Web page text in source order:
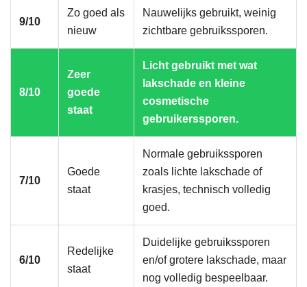
9/10
Zo goed als
nieuw
Nauwelijks gebruikt, weinig
zichtbare gebruikssporen.
8/10
Zeer
goede
staat
Licht gebruikt met wat
lakschade en kleine
cosmetische
gebruikerssporen.
7/10
Goede
staat
Normale gebruikssporen
zoals lichte lakschade of
krasjes, technisch volledig
goed.
6/10
Redelijke
staat
Duidelijke gebruikssporen
en/of grotere lakschade, maar
nog volledig bespeelbaar.